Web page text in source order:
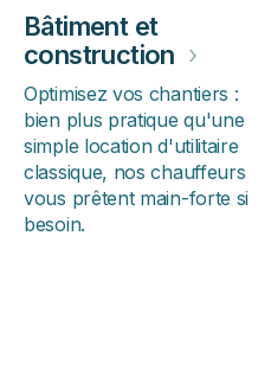
Bâtiment et
construction ›
Optimisez vos chantiers :
bien plus pratique qu'une
simple location d'utilitaire
classique, nos chauffeurs
vous prêtent main-forte si
besoin.